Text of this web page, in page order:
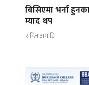
बिसिएमा भर्ना
म्याद थप
२ दिन अगाडि